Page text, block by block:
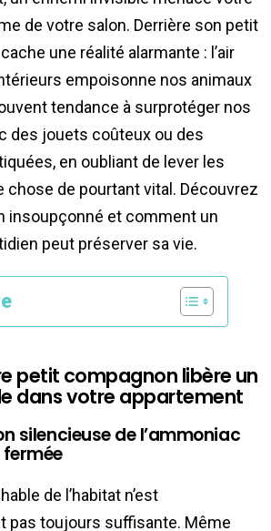
de votre salon. Derrière son petit
une réalité alarmante : l’air
empoisonne nos animaux
tendance à surprotéger nos
des jouets coûteux ou des
en oubliant de lever les
chose de pourtant vital. Découvrez
insoupçonné et comment un
peut préserver sa vie.
petit compagnon libère un
dans votre appartement
silencieuse de l’ammoniac
de l’habitat n’est
pas toujours suffisante. Même